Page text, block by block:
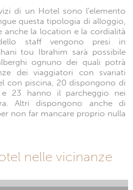
di un Hotel sono l'elemento
questa tipologia di alloggio,
la location e la cordialità
staff vengono presi in
tou Ibrahim sarà possibile
ognuno dei quali potrà
dei viaggiatori con svariati
con piscina, 20 dispongono di
e 23 hanno il parcheggio nei
Altri dispongono anche di
non far mancare proprio nulla
nelle vicinanze